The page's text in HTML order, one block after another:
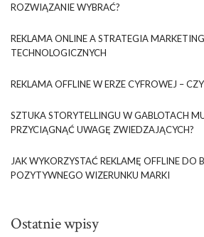
ROZWIĄZANIE WYBRAĆ?
REKLAMA ONLINE A STRATEGIA
TECHNOLOGICZNYCH
REKLAMA OFFLINE W ERZE CYFROWEJ –
SZTUKA STORYTELLINGU W GABLOTACH
PRZYCIĄGNĄĆ UWAGĘ ZWIEDZAJĄCYCH?
JAK WYKORZYSTAĆ REKLAMĘ OFFLINE DO
POZYTYWNEGO WIZERUNKU MARKI
Ostatnie wpisy